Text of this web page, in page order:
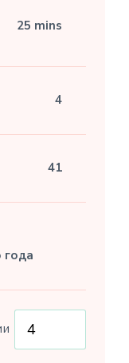
25 mins
4
41
года